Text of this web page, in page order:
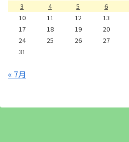
3
4 5 6
10
11 12 13
17
18 19 20
24
25 26 27
31
« 7月